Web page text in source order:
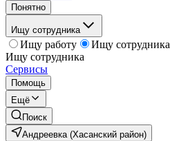
Понятно
Ищу сотрудника
Ищу работу
Ищу сотрудника
Ищу сотрудника
Сервисы
Помощь
Ещё
Поиск
Андреевка (Хасанский район)